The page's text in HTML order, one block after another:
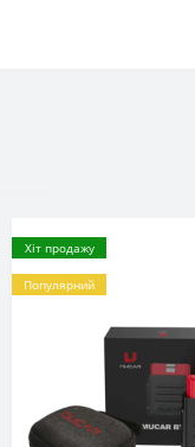
Хіт продажу
Популярний